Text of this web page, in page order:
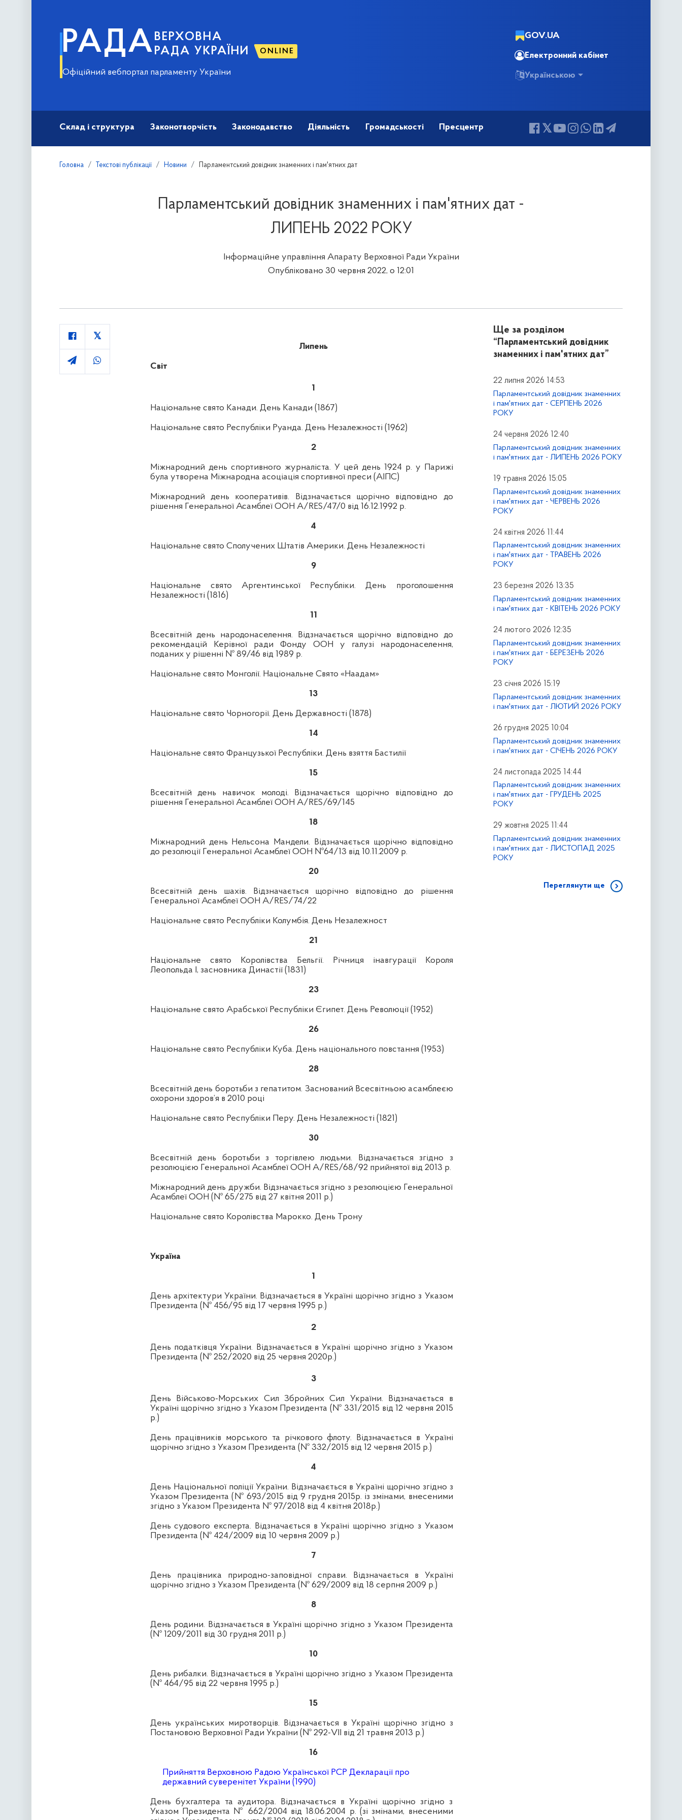
РАДА ВЕРХОВНА
РАДА УКРАЇНИ
ONLINE
Офіційний вебпортал парламенту України
GOV.UA
Електронний кабінет
Українською
Склад і структура Законотворчість Законодавство Діяльність Громадськості Пресцентр
Головна Текстові публікації Новини Парламентський довідник знаменних і пам'ятних дат
Парламентський довідник знаменних і пам'ятних дат -
ЛИПЕНЬ 2022 РОКУ
Інформаційне управління Апарату Верховної Ради України
Опубліковано 30 червня 2022, о 12:01
Липень
Світ
1
Національне свято Канади. День Канади (1867)
Національне свято Республіки Руанда. День Незалежності (1962)
2
Міжнародний день спортивного журналіста. У цей день 1924 р. у Парижі
була утворена Міжнародна асоціація спортивної преси (АІПС)
Міжнародний день кооперативів. Відзначається щорічно відповідно до
рішення Генеральної Асамблеї ООН A/RES/47/0 від 16.12.1992 р.
4
Національне свято Сполучених Штатів Америки. День Незалежності
9
Національне свято Аргентинської Республіки. День проголошення
Незалежності (1816)
11
Всесвітній день народонаселення. Відзначається щорічно відповідно до
рекомендацій Керівної ради Фонду ООН у галузі народонаселення,
поданих у рішенні № 89/46 від 1989 р.
Національне свято Монголії. Національне Свято «Наадам»
13
Національне свято Чорногорії. День Державності (1878)
14
Національне свято Французької Республіки. День взяття Бастилії
15
Всесвітній день навичок молоді. Відзначається щорічно відповідно до
рішення Генеральної Асамблеї ООН A/RES/69/145
18
Міжнародний день Нельсона Мандели. Відзначається щорічно відповідно
до резолюції Генеральної Асамблеї ООН №64/13 від 10.11.2009 р.
20
Всесвітній день шахів. Відзначається щорічно відповідно до рішення
Генеральної Асамблеї ООН A/RES/74/22
Національне свято Республіки Колумбія. День Незалежност
21
Національне свято Королівства Бельгії. Річниця інавгурації Короля
Леопольда І, засновника Династії (1831)
23
Національне свято Арабської Республіки Єгипет. День Революції (1952)
26
Національне свято Республіки Куба. День національного повстання (1953)
28
Всесвітній день боротьби з гепатитом. Заснований Всесвітньою асамблеєю
охорони здоров’я в 2010 році
Національне свято Республіки Перу. День Незалежності (1821)
30
Всесвітній день боротьби з торгівлею людьми. Відзначається згідно з
резолюцією Генеральної Асамблеї ООН A/RES/68/92 прийнятої від 2013 р.
Міжнародний день дружби. Відзначається згідно з резолюцією Генеральної
Асамблеї ООН (№ 65/275 від 27 квітня 2011 р.)
Національне свято Королівства Марокко. День Трону
Україна
1
День архітектури України. Відзначається в Україні щорічно згідно з Указом
Президента (№ 456/95 від 17 червня 1995 р.)
2
День податківця України. Відзначається в Україні щорічно згідно з Указом
Президента (№ 252/2020 від 25 червня 2020р.)
3
День Військово-Морських Сил Збройних Сил України. Відзначається в
Україні щорічно згідно з Указом Президента (№ 331/2015 від 12 червня 2015
р.)
День працівників морського та річкового флоту. Відзначається в Україні
щорічно згідно з Указом Президента (№ 332/2015 від 12 червня 2015 р.)
4
День Національної поліції України. Відзначається в Україні щорічно згідно з
Указом Президента (№ 693/2015 від 9 грудня 2015р. із змінами, внесеними
згідно з Указом Президента № 97/2018 від 4 квітня 2018р.)
День судового експерта. Відзначається в Україні щорічно згідно з Указом
Президента (№ 424/2009 від 10 червня 2009 р.)
7
День працівника природно-заповідної справи. Відзначається в Україні
щорічно згідно з Указом Президента (№ 629/2009 від 18 серпня 2009 р.)
8
День родини. Відзначається в Україні щорічно згідно з Указом Президента
(№ 1209/2011 від 30 грудня 2011 р.)
10
День рибалки. Відзначається в Україні щорічно згідно з Указом Президента
(№ 464/95 від 22 червня 1995 р.)
15
День українських миротворців. Відзначається в Україні щорічно згідно з
Постановою Верховної Ради України (№ 292-VII від 21 травня 2013 р.)
16
Прийняття Верховною Радою Української РСР Декларації про
державний суверенітет України (1990)
День бухгалтера та аудитора. Відзначається в Україні щорічно згідно з
Указом Президента № 662/2004 від 18.06.2004 р. (зі змінами, внесеними
Ще за розділом
“Парламентський довідник
знаменних і пам'ятних дат”
22 липня 2026 14:53
Парламентський довідник знаменних
і пам'ятних дат - СЕРПЕНЬ 2026
РОКУ
24 червня 2026 12:40
Парламентський довідник знаменних
і пам'ятних дат - ЛИПЕНЬ 2026 РОКУ
19 травня 2026 15:05
Парламентський довідник знаменних
і пам'ятних дат - ЧЕРВЕНЬ 2026
РОКУ
24 квітня 2026 11:44
Парламентський довідник знаменних
і пам'ятних дат - ТРАВЕНЬ 2026
РОКУ
23 березня 2026 13:35
Парламентський довідник знаменних
і пам'ятних дат - КВІТЕНЬ 2026 РОКУ
24 лютого 2026 12:35
Парламентський довідник знаменних
і пам'ятних дат - БЕРЕЗЕНЬ 2026
РОКУ
23 січня 2026 15:19
Парламентський довідник знаменних
і пам'ятних дат - ЛЮТИЙ 2026 РОКУ
26 грудня 2025 10:04
Парламентський довідник знаменних
і пам'ятних дат - СІЧЕНЬ 2026 РОКУ
24 листопада 2025 14:44
Парламентський довідник знаменних
і пам'ятних дат - ГРУДЕНЬ 2025
РОКУ
29 жовтня 2025 11:44
Парламентський довідник знаменних
і пам'ятних дат - ЛИСТОПАД 2025
РОКУ
Переглянути ще